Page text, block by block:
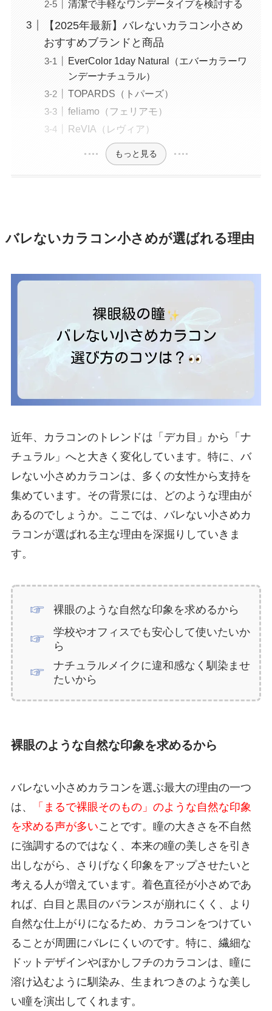
清潔で手軽なワンデータイプを検討する
【2025年最新】バレないカラコン小さめ
おすすめブランドと商品
EverColor 1day Natural（エバーカラーワ
ンデーナチュラル）
TOPARDS（トパーズ）
feliamo（フェリアモ）
ReVIA（レヴィア）
もっと見る
バレないカラコン小さめが選ばれる理由
近年、カラコンのトレンドは「デカ目」から「ナ
チュラル」へと大きく変化しています。特に、バ
レない小さめカラコンは、多くの女性から支持を
集めています。その背景には、どのような理由が
あるのでしょうか。ここでは、バレない小さめカ
ラコンが選ばれる主な理由を深掘りしていきま
す。
裸眼のような自然な印象を求めるから
学校やオフィスでも安心して使いたいか
ら
ナチュラルメイクに違和感なく馴染ませ
たいから
裸眼のような自然な印象を求めるから
バレない小さめカラコンを選ぶ最大の理由の一つ
は、
「まるで裸眼そのもの」のような自然な印象
を求める声が多いことです。瞳の大きさを不自然
に強調するのではなく、本来の瞳の美しさを引き
出しながら、さりげなく印象をアップさせたいと
考える人が増えています。着色直径が小さめであ
れば、白目と黒目のバランスが崩れにくく、より
自然な仕上がりになるため、カラコンをつけてい
ることが周囲にバレにくいのです。特に、繊細な
ドットデザインやぼかしフチのカラコンは、瞳に
溶け込むように馴染み、生まれつきのような美し
い瞳を演出してくれます。